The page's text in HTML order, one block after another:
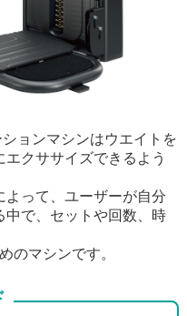
ョンマシンはウエイトを
クササイズできるよう
って、ユーザーが自分
中で、セットや回数、時
のマシンです。